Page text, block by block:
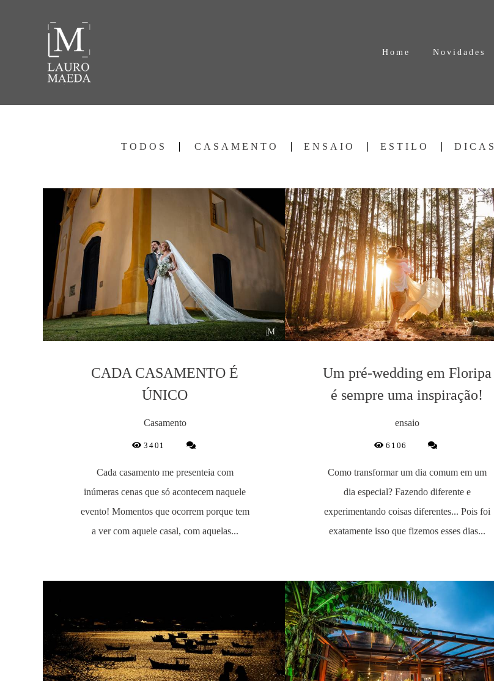
Home Novidades
TODOS CASAMENTO ENSAIO ESTILO DICAS
CADA CASAMENTO É
ÚNICO
Casamento
3401
Cada casamento me presenteia com
inúmeras cenas que só acontecem naquele
evento! Momentos que ocorrem porque tem
a ver com aquele casal, com aquelas...
Um pré-wedding em Floripa
é sempre uma inspiração!
ensaio
6106
Como transformar um dia comum em um
dia especial? Fazendo diferente e
experimentando coisas diferentes... Pois foi
exatamente isso que fizemos esses dias...